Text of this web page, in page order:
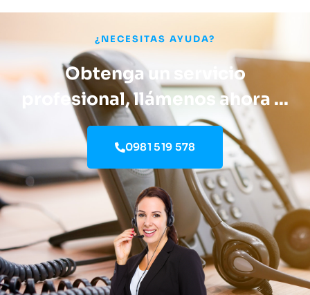
¿NECESITAS AYUDA?
Obtenga un servicio
profesional, llámenos ahora ...
0981 519 578